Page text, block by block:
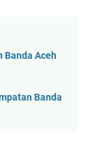
Banda Aceh
Banda